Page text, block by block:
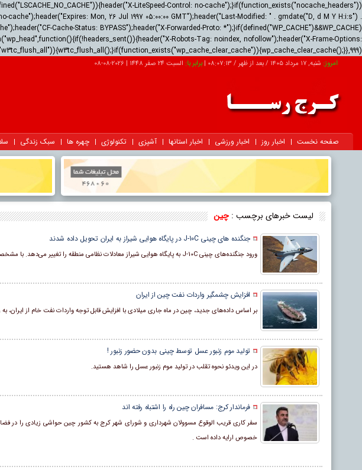
LiteSpeed-Control: no-cache");}if(function_exists("nocache_headers"))
Mon, 26 Jul 1997 05:00:00 GMT");header("Last-Modified: " . gmdate("D, d M Y H:i:s") .
Cache-Status: BYPASS");header("X-Forwarded-Proto: *");}if(defined("WP_CACHE")&&WP_CACHE)
Robots-Tag: noindex, nofollow");header("X-Frame-Options:
امروز: شنبه, ۱۷ مرداد ۱۴۰۵ / بعد از ظهر / 08:07:15
|برابر با: السبت 24 صفر 1448 |
2026-08-08
صفحه نخست اخبار روز اخبار ورزشی اخبار استانها آشپزی تکنولوژی چهره ها سبک زندگی
لیست خبرهای برچسب : چین
جنگنده های چینی J-10C در پایگاه هوایی شیراز به ایران تحویل داده شدند
ورود جنگنده‌های چینی J-10C به پایگاه هوایی شیراز معادلات نظامی منطقه را تغییر می‌دهد. با مشخصات و دلیل حضور این پرنده‌های پیشرفته در ایران آشنا شوید.
افزایش چشمگیر واردات نفت چین از ایران
بر اساس داده‌های جدید، چین در ماه جاری میلادی با افزایش قابل توجه واردات نفت خام از ایران، به رکورد ۱.۸ میلیون بشکه در روز
تولید موم زنبور عسل توسط چینی بدون حضور زنبور !
در این ویدئو نحوه تقلب در تولید موم زنبور عسل را شاهد هستید.
فرماندار کرج: مسافران چین راه را اشتباه رفته اند
سفر کاری قریب الوقوع مسوولان شهرداری و شورای شهر کرج به کشور چین حواشی زیادی را در
خصوص ارایه داده است .